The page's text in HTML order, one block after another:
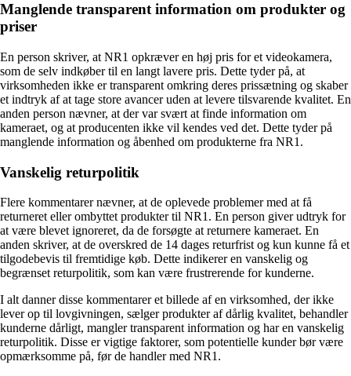
Manglende transparent information om produkter og
priser
En person skriver, at NR1 opkræver en høj pris for et videokamera,
som de selv indkøber til en langt lavere pris. Dette tyder på, at
virksomheden ikke er transparent omkring deres prissætning og skaber
et indtryk af at tage store avancer uden at levere tilsvarende kvalitet. En
anden person nævner, at der var svært at finde information om
kameraet, og at producenten ikke vil kendes ved det. Dette tyder på
manglende information og åbenhed om produkterne fra NR1.
Vanskelig returpolitik
Flere kommentarer nævner, at de oplevede problemer med at få
returneret eller ombyttet produkter til NR1. En person giver udtryk for
at være blevet ignoreret, da de forsøgte at returnere kameraet. En
anden skriver, at de overskred de 14 dages returfrist og kun kunne få et
tilgodebevis til fremtidige køb. Dette indikerer en vanskelig og
begrænset returpolitik, som kan være frustrerende for kunderne.
I alt danner disse kommentarer et billede af en virksomhed, der ikke
lever op til lovgivningen, sælger produkter af dårlig kvalitet, behandler
kunderne dårligt, mangler transparent information og har en vanskelig
returpolitik. Disse er vigtige faktorer, som potentielle kunder bør være
opmærksomme på, før de handler med NR1.